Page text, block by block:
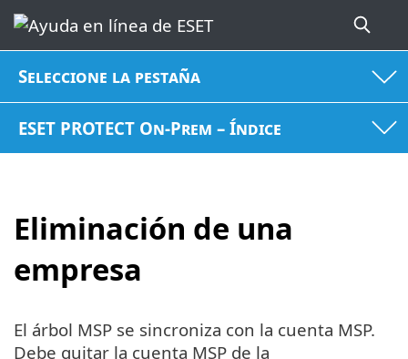
Seleccione la pestaña
ESET PROTECT On-Prem – Índice
Eliminación de una
empresa
El árbol MSP se sincroniza con la cuenta MSP.
Debe quitar la cuenta MSP de la